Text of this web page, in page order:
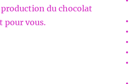
production du chocolat
pour vous.